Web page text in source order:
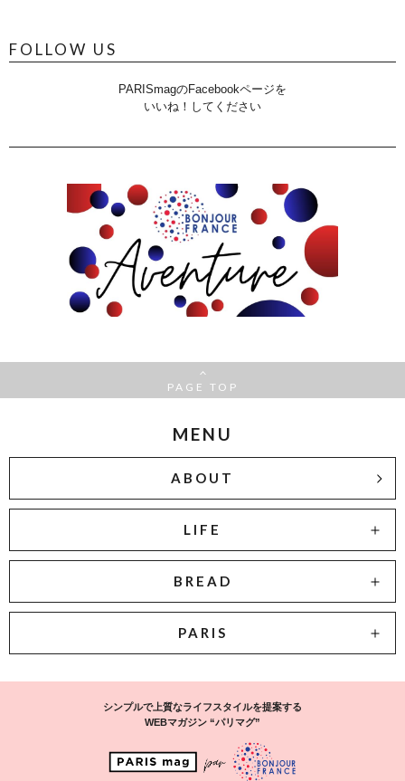
FOLLOW US
PARISmagのFacebookページを
いいね！してください
PAGE TOP
MENU
ABOUT
LIFE
BREAD
PARIS
シンプルで上質なライフスタイルを提案する
WEBマガジン “パリマグ”